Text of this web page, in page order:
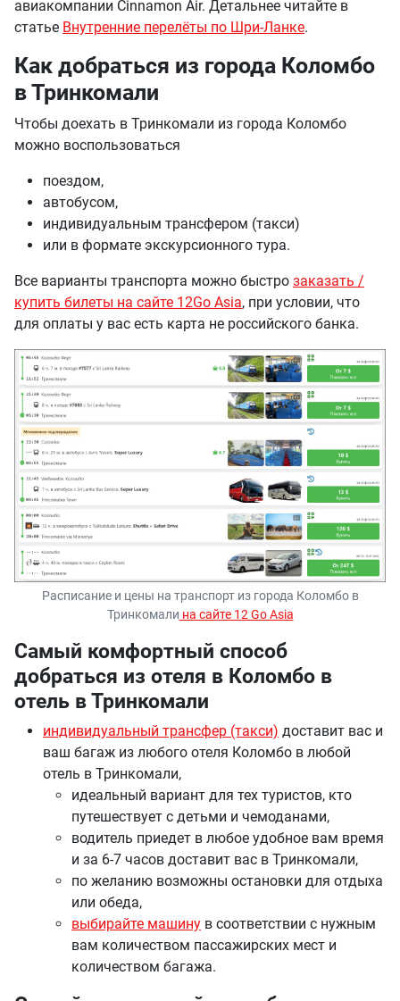
авиакомпании Cinnamon Air. Детальнее читайте в
статье Внутренние перелёты по Шри-Ланке.
Как добраться из города Коломбо
в Тринкомали
Чтобы доехать в Тринкомали из города Коломбо
можно воспользоваться
поездом,
автобусом,
индивидуальным трансфером (такси)
или в формате экскурсионного тура.
Все варианты транспорта можно быстро заказать /
купить билеты на сайте 12Go Asia, при условии, что
для оплаты у вас есть карта не российского банка.
Расписание и цены на транспорт из города Коломбо в
Тринкомали на сайте 12 Go Asia
Самый комфортный способ
добраться из отеля в Коломбо в
отель в Тринкомали
индивидуальный трансфер (такси) доставит вас и
ваш багаж из любого отеля Коломбо в любой
отель в Тринкомали,
идеальный вариант для тех туристов, кто
путешествует с детьми и чемоданами,
водитель приедет в любое удобное вам время
и за 6-7 часов доставит вас в Тринкомали,
по желанию возможны остановки для отдыха
или обеда,
выбирайте машину в соответствии с нужным
вам количеством пассажирских мест и
количеством багажа.